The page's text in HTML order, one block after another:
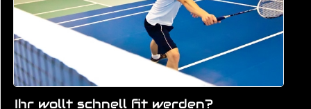
Ihr wollt schnell fit werden?